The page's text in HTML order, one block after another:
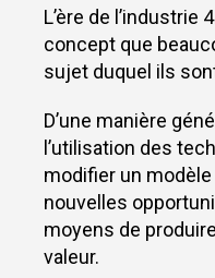
CLEVDYNAMIC
SOFTWARE FOR
THE
MANAGEMENT
OF MATTRESS
PRODUCTION
SERVICES
CLEVNEWS
L’ère de l’industrie
concept que
sujet duquel ils
D’une manière
l’utilisation des
modifier un
nouvelles
moyens de
valeur.